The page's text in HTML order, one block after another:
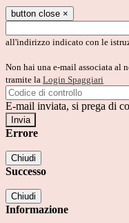
button close ×
all'indirizzo indicato con le
Non hai una e-mail associata al
tramite la Login Spaggiari
E-mail inviata, si prega di
Errore
Chiudi
Successo
Chiudi
Informazione